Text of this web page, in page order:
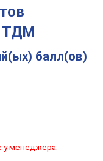
ТДМ
балл(ов)
у менеджера.